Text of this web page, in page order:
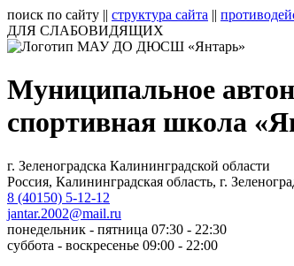
поиск по сайту || структура сайта ||
ДЛЯ СЛАБОВИДЯЩИХ
Муниципальное
спортивная школа
г. Зеленоградска Калининградской области
Россия, Калининградская область, г.
8 (40150) 5-12-12
jantar.2002@mail.ru
понедельник - пятница 07:30 - 22:30
суббота - воскресенье 09:00 - 22:00